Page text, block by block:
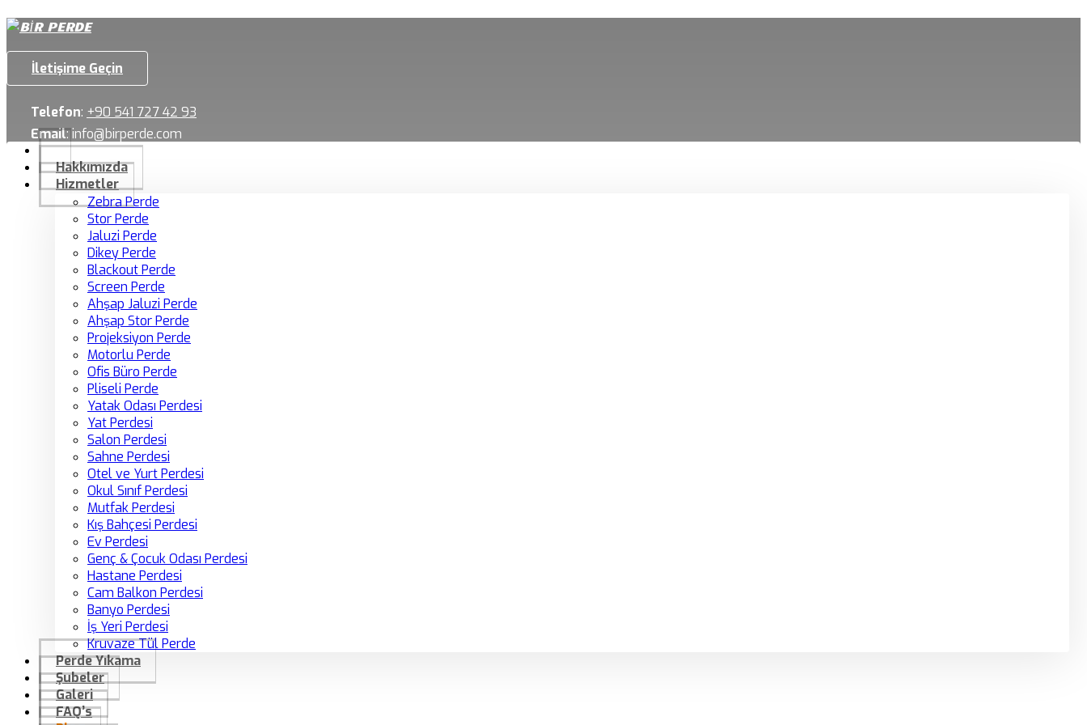
İletişime Geçin
Telefon: +90 541 727 42 93
Email:info@birperde.com
Hakkımızda
Hizmetler
Zebra Perde
Stor Perde
Jaluzi Perde
Dikey Perde
Blackout Perde
Screen Perde
Ahşap Jaluzi Perde
Ahşap Stor Perde
Projeksiyon Perde
Motorlu Perde
Ofis Büro Perde
Pliseli Perde
Yatak Odası Perdesi
Yat Perdesi
Salon Perdesi
Sahne Perdesi
Otel ve Yurt Perdesi
Okul Sınıf Perdesi
Mutfak Perdesi
Kış Bahçesi Perdesi
Ev Perdesi
Genç & Çocuk Odası Perdesi
Hastane Perdesi
Cam Balkon Perdesi
Banyo Perdesi
İş Yeri Perdesi
Kruvaze Tül Perde
Perde Yıkama
Şubeler
Galeri
FAQ’s